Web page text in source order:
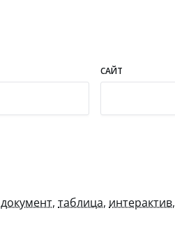
САЙТ
документ, таблица, интерактив,